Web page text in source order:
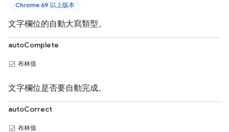
Chrome 69 以上版本
文字欄位的自動大寫類型。
autoComplete
布林值
文字欄位是否要自動完成。
autoCorrect
布林值